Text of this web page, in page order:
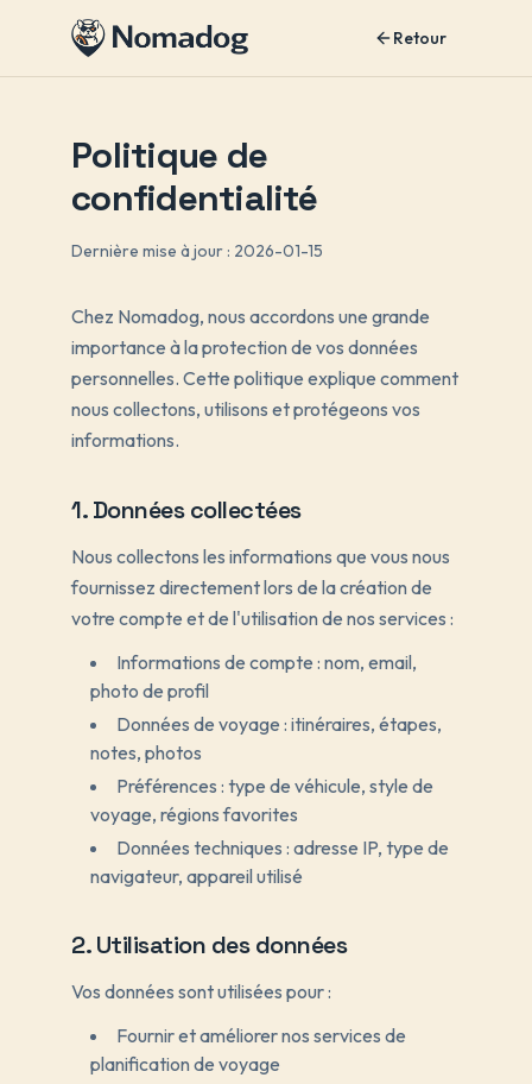
Retour
Politique de
confidentialité
Dernière mise à jour : 2026-01-15
Chez Nomadog, nous accordons une grande
importance à la protection de vos données
personnelles. Cette politique explique comment
nous collectons, utilisons et protégeons vos
informations.
1. Données collectées
Nous collectons les informations que vous nous
fournissez directement lors de la création de
votre compte et de l'utilisation de nos services :
Informations de compte : nom, email,
photo de profil
Données de voyage : itinéraires, étapes,
notes, photos
Préférences : type de véhicule, style de
voyage, régions favorites
Données techniques : adresse IP, type de
navigateur, appareil utilisé
2. Utilisation des données
Vos données sont utilisées pour :
Fournir et améliorer nos services de
planification de voyage